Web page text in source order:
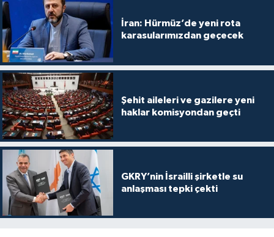
İran: Hürmüz’de yeni rota
karasularımızdan geçecek
Şehit aileleri ve gazilere yeni
haklar komisyondan geçti
GKRY’nin İsrailli şirketle su
anlaşması tepki çekti